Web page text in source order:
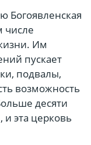
Богоявленская
числе
Им
пускает
подвалы,
возможность
десяти
и эта церковь